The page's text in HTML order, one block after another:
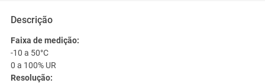
Descrição
Faixa de medição:
-10 a 50°C
0 a 100% UR
Resolução: